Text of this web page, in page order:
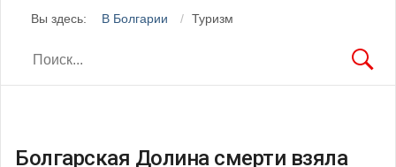
Вы здесь: В Болгарии Туризм
Болгарская Долина смерти взяла